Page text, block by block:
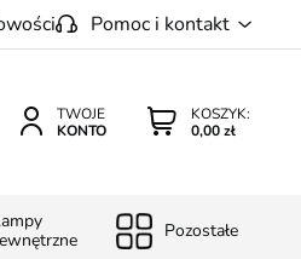
Pomoc i kontakt
KOSZYK:
0,00 zł
TWOJE
KONTO
Pozostałe